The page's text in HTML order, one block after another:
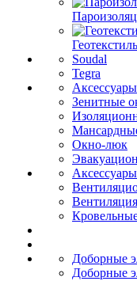
Геотекстиль
Soudal
Tegra
Зенитные
Окно-люк
Доборные
Доборные